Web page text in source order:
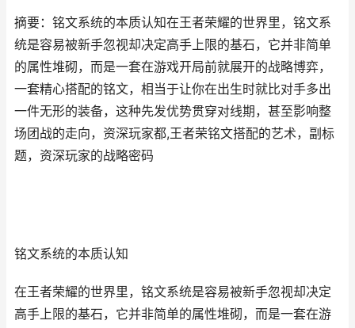
摘要：铭文系统的本质认知在王者荣耀的世界里，铭文系
统是容易被新手忽视却决定高手上限的基石，它并非简单
的属性堆砌，而是一套在游戏开局前就展开的战略博弈，
一套精心搭配的铭文，相当于让你在出生时就比对手多出
一件无形的装备，这种先发优势贯穿对线期，甚至影响整
场团战的走向，资深玩家都,王者荣铭文搭配的艺术，副标
题，资深玩家的战略密码
铭文系统的本质认知
在王者荣耀的世界里，铭文系统是容易被新手忽视却决定
高手上限的基石，它并非简单的属性堆砌，而是一套在游